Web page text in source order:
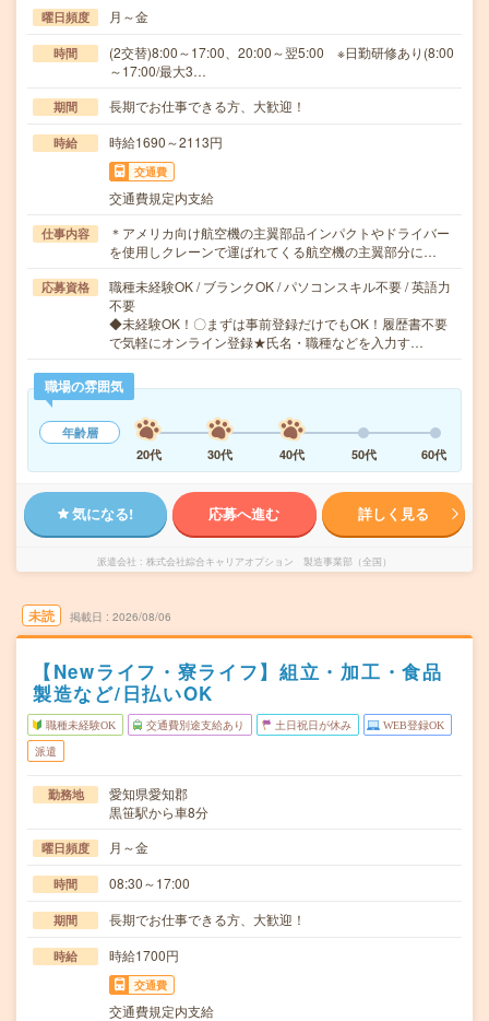
曜日頻度 月～金
時間
(2交替)8:00～17:00、20:00～翌5:00 ※日勤研修あり(8:00
～17:00/最大3…
期間 長期でお仕事できる方、大歓迎！
時給 時給1690～2113円
交通費
交通費規定内支給
仕事内容
＊アメリカ向け航空機の主翼部品インパクトやドライバー
を使用しクレーンで運ばれてくる航空機の主翼部分に…
応募資格
職種未経験OK / ブランクOK / パソコンスキル不要 / 英語力
不要
◆未経験OK！〇まずは事前登録だけでもOK！履歴書不要
で気軽にオンライン登録★氏名・職種などを入力す…
職場の雰囲気
年齢層
20代
30代 40代 50代 60代
気になる! 応募へ進む 詳しく見る
派遣会社 株式会社綜合キャリアオプション 製造事業部（全国）
未読 掲載日 2026/08/06
【Newライフ・寮ライフ】組立・加工・食品
製造など/日払いOK
職種未経験OK 交通費別途支給あり 土日祝日が休み WEB登録OK
派遣
勤務地
愛知県愛知郡
黒笹駅から車8分
曜日頻度 月～金
時間 08:30～17:00
期間 長期でお仕事できる方、大歓迎！
時給 時給1700円
交通費
交通費規定内支給